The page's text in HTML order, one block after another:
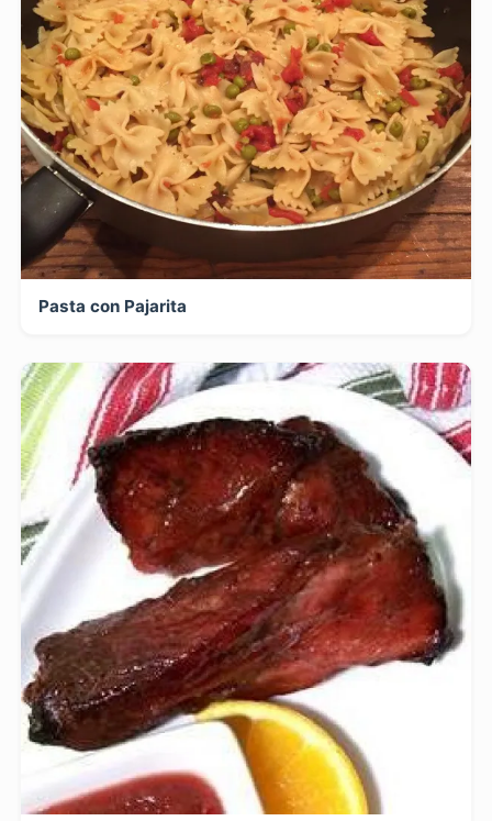
Pasta con Pajarita